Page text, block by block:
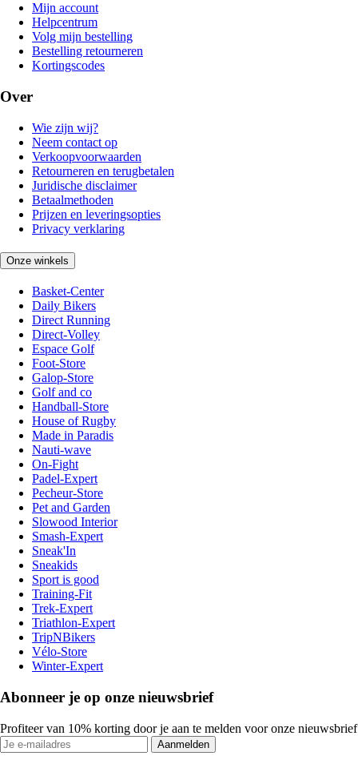
Mijn account
Helpcentrum
Volg mijn bestelling
Bestelling retourneren
Kortingscodes
Over
Wie zijn wij?
Neem contact op
Verkoopvoorwaarden
Retourneren en terugbetalen
Juridische disclaimer
Betaalmethoden
Prijzen en leveringsopties
Privacy verklaring
Onze winkels
Basket-Center
Daily Bikers
Direct Running
Direct-Volley
Espace Golf
Foot-Store
Galop-Store
Golf and co
Handball-Store
House of Rugby
Made in Paradis
Nauti-wave
On-Fight
Padel-Expert
Pecheur-Store
Pet and Garden
Slowood Interior
Smash-Expert
Sneak'In
Sneakids
Sport is good
Training-Fit
Trek-Expert
Triathlon-Expert
TripNBikers
Vélo-Store
Winter-Expert
Abonneer je op onze nieuwsbrief
Profiteer van 10% korting door je aan te melden voor onze nieuwsbrief
Aanmelden